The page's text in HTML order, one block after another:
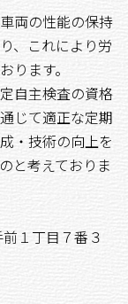
両の性能の保持
、これにより労
ります。
自主検査の資格
じて適正な定期
・技術の向上を
と考えておりま
１丁目７番３